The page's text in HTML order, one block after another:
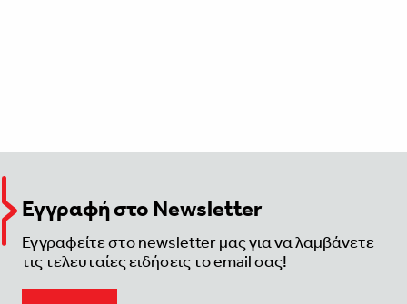
Εγγραφή στο Newsletter
Εγγραφείτε στο newsletter μας για να λαμβάνετε
τις τελευταίες ειδήσεις το email σας!